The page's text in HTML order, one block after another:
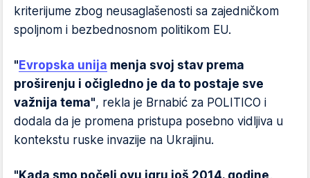
kriterijume zbog neusaglašenosti sa zajedničkom
spoljnom i bezbednosnom politikom EU.
"Evropska unija menja svoj stav prema
proširenju i očigledno je da to postaje sve
važnija tema", rekla je Brnabić za POLITICO i
dodala da je promena pristupa posebno vidljiva u
kontekstu ruske invazije na Ukrajinu.
"Kada smo počeli ovu igru još 2014. godine,